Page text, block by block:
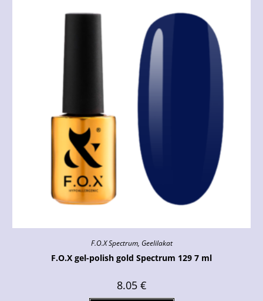
F.O.X Spectrum, Geelilakat
F.O.X gel-polish gold Spectrum 129 7 ml
8.05 €